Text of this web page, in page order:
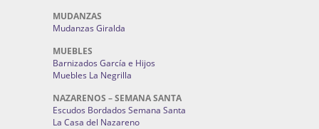
MUDANZAS
Mudanzas Giralda
MUEBLES
Barnizados García e Hijos
Muebles La Negrilla
NAZARENOS – SEMANA SANTA
Escudos Bordados Semana Santa
La Casa del Nazareno